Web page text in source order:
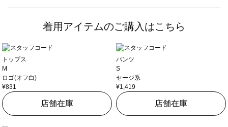
着用アイテムのご購入はこちら
トップス
M
ロゴ(オフ白)
¥831
店舗在庫
パンツ
S
セージ系
¥1,419
店舗在庫